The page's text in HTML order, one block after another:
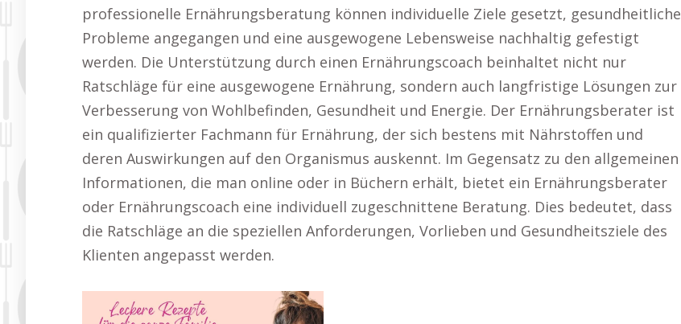
professionelle Ernährungsberatung können individuelle Ziele gesetzt, gesundheitliche
Probleme angegangen und eine ausgewogene Lebensweise nachhaltig gefestigt
werden. Die Unterstützung durch einen Ernährungscoach beinhaltet nicht nur
Ratschläge für eine ausgewogene Ernährung, sondern auch langfristige Lösungen zur
Verbesserung von Wohlbefinden, Gesundheit und Energie. Der Ernährungsberater ist
ein qualifizierter Fachmann für Ernährung, der sich bestens mit Nährstoffen und
deren Auswirkungen auf den Organismus auskennt. Im Gegensatz zu den allgemeinen
Informationen, die man online oder in Büchern erhält, bietet ein Ernährungsberater
oder Ernährungscoach eine individuell zugeschnittene Beratung. Dies bedeutet, dass
die Ratschläge an die speziellen Anforderungen, Vorlieben und Gesundheitsziele des
Klienten angepasst werden.